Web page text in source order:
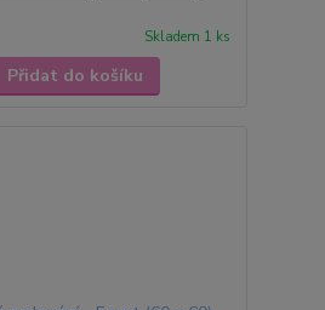
Skladem 1 ks
Přidat do košíku